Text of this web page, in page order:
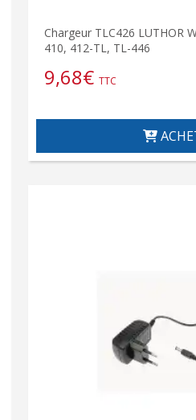
Chargeur TLC426 LUTHOR
410, 412-TL, TL-446
9,68€ TTC